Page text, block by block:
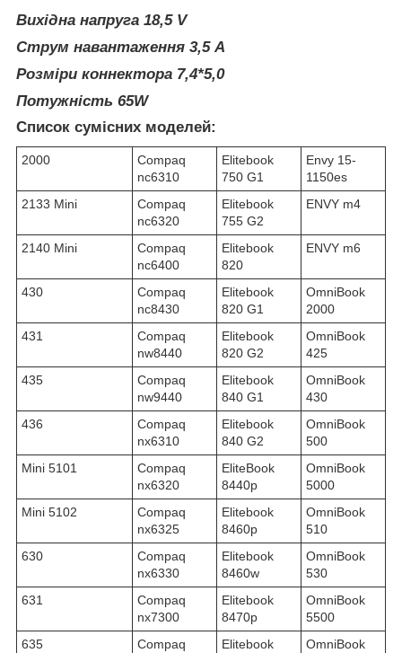
Вихідна напруга 18,5 V
Струм навантаження 3,5 A
Розміри коннектора 7,4*5,0
Потужність 65W
Список сумісних моделей:
2000
Compaq
nc6310
Elitebook
750 G1
Envy 15-
1150es
2133 Mini
Compaq
nc6320
Elitebook
755 G2
ENVY m4
2140 Mini
Compaq
nc6400
Elitebook
820
ENVY m6
430
Compaq
nc8430
Elitebook
820 G1
OmniBook
2000
431
Compaq
nw8440
Elitebook
820 G2
OmniBook
425
435
Compaq
nw9440
Elitebook
840 G1
OmniBook
430
436
Compaq
nx6310
Elitebook
840 G2
OmniBook
500
Mini 5101
Compaq
nx6320
EliteBook
8440p
OmniBook
5000
Mini 5102
Compaq
nx6325
Elitebook
8460p
OmniBook
510
630
Compaq
nx6330
Elitebook
8460w
OmniBook
530
631
Compaq
nx7300
Elitebook
8470p
OmniBook
5500
635
Compaq
Elitebook
OmniBook